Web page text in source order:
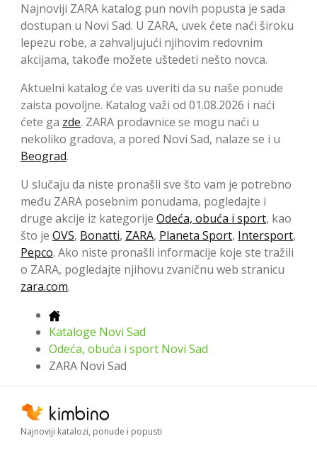
Najnoviji ZARA katalog pun novih popusta je sada
dostupan u Novi Sad. U ZARA, uvek ćete naći široku
lepezu robe, a zahvaljujući njihovim redovnim
akcijama, takođe možete uštedeti nešto novca.
Aktuelni katalog će vas uveriti da su naše ponude
zaista povoljne. Katalog važi od 01.08.2026 i naći
ćete ga zde. ZARA prodavnice se mogu naći u
nekoliko gradova, a pored Novi Sad, nalaze se i u
Beograd.
U slučaju da niste pronašli sve što vam je potrebno
među ZARA posebnim ponudama, pogledajte i
druge akcije iz kategorije Odeća, obuća i sport, kao
što je OVS, Bonatti, ZARA, Planeta Sport, Intersport,
Pepco. Ako niste pronašli informacije koje ste tražili
o ZARA, pogledajte njihovu zvaničnu web stranicu
zara.com.
Kataloge Novi Sad
Odeća, obuća i sport Novi Sad
ZARA Novi Sad
Najnoviji katalozi, ponude i popusti